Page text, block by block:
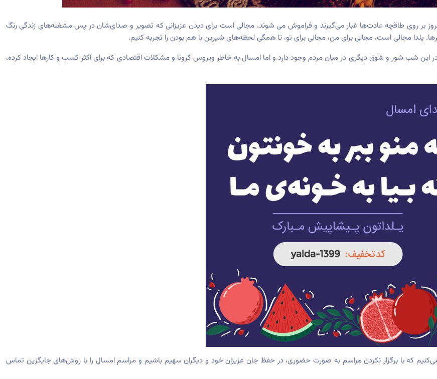
بر روی طاقچه عادت‌ها غبار می‌گیرند و فراموش می شوند. مجالی است برای دیدن عزیزانی که تصویر و صدای‌شان در پس مشغله‌های زندگی رنگ
یلدا مجالی است، مجالی برای من، مجالی برای تو، تا همگی لحظه‌های شیرین با هم بودن را تجربه کنیم.
شب شور و شوق دیگری در میان مردم وجود دارد و اما امسال به خاطر ویروس کرونا و مشکلات اقتصادی که برای اکثر کسب و کارها ایجاد کرده،
که با برگزار نکردن مراسم به صورت حضوری، در حفظ جان عزیزان خود و دیگران سهیم باشیم و مراسم امسال را با روش‌های جایگزین تماس